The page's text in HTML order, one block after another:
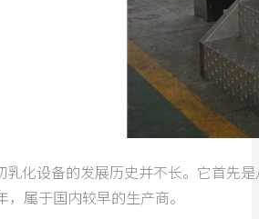
乳化设备的发展历史并不长。它首先
属于国内较早的生产商。